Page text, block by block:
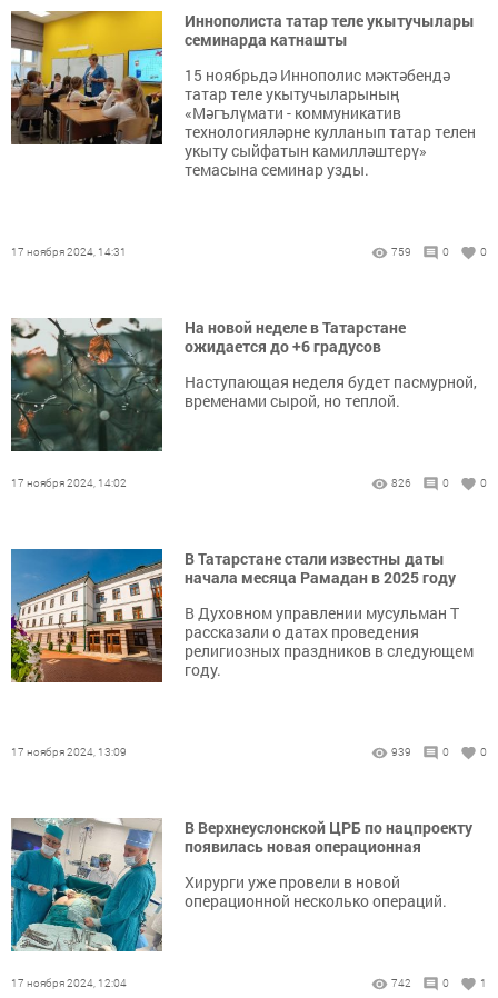
Иннополиста татар теле укытучылары
семинарда катнашты
15 ноябрьдә Иннополис мәктәбендә
татар теле укытучыларының
«Мәгълүмати - коммуникатив
технологияләрне кулланып татар телен
укыту сыйфатын камилләштерү»
темасына семинар узды.
17 ноября 2024, 14:31 759 0 0
На новой неделе в Татарстане
ожидается до +6 градусов
Наступающая неделя будет пасмурной,
временами сырой, но теплой.
17 ноября 2024, 14:02 826 0 0
В Татарстане стали известны даты
начала месяца Рамадан в 2025 году
В Духовном управлении мусульман Т
рассказали о датах проведения
религиозных праздников в следующем
году.
17 ноября 2024, 13:09 939 0 0
В Верхнеуслонской ЦРБ по нацпроекту
появилась новая операционная
Хирурги уже провели в новой
операционной несколько операций.
17 ноября 2024, 12:04 742 0 1